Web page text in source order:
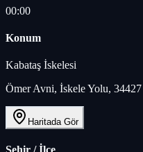
00:00
Konum
Kabataş İskelesi
Ömer Avni, İskele Yolu,
Haritada Gör